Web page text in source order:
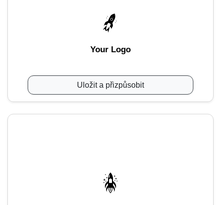
Your Logo
Uložit a přizpůsobit